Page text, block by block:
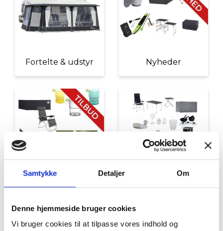
Samtykke Detaljer Om
Denne hjemmeside bruger cookies
Vi bruger cookies til at tilpasse vores indhold og
Fortelte & udstyr Nyheder
Tilbud Autocamper udstyr